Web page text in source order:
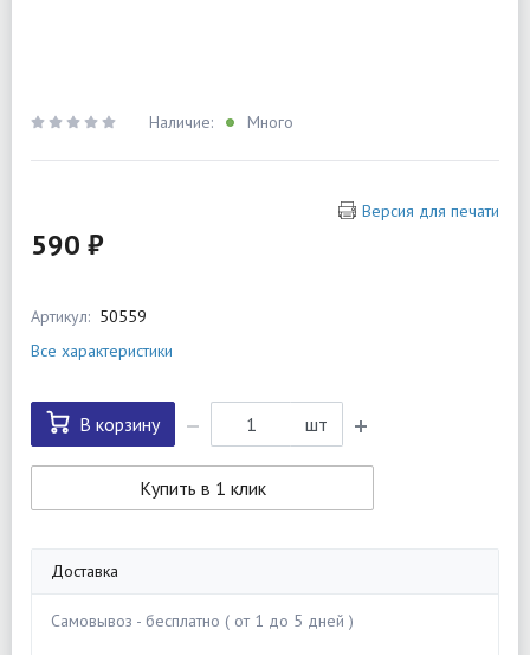
Наличие: Много
Версия для печати
590 ₽
Артикул: 50559
Все характеристики
В корзину шт
Купить в 1 клик
Доставка
Самовывоз - бесплатно ( от 1 до 5 дней )